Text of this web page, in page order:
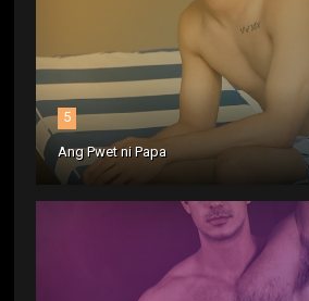
5
Ang Pwet ni Papa